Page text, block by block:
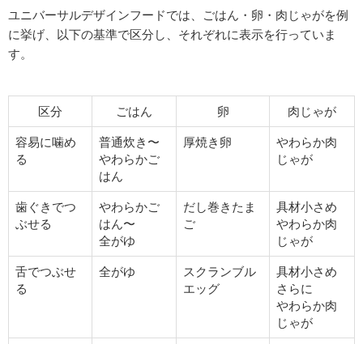
ユニバーサルデザインフードでは、ごはん・卵・肉じゃがを例
に挙げ、以下の基準で区分し、それぞれに表示を行っていま
す。
区分 ごはん 卵
肉じゃが
容易に噛め
る
普通炊き〜
やわらかご
はん
厚焼き卵
やわらか肉
じゃが
歯ぐきでつ
ぶせる
やわらかご
はん〜
全がゆ
だし巻きたま
ご
具材小さめ
やわらか肉
じゃが
舌でつぶせ
る
全がゆ
スクランブル
エッグ
具材小さめ
さらに
やわらか肉
じゃが